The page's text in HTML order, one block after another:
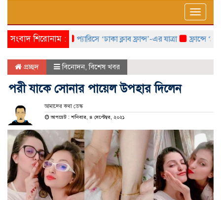
Toggle
সংবাদ শিরোনাম :প্যারিসে ‘ঢাকা ক্লাব ফ্রান্স’-এর যাত্রা ফ্রান্সে
প্রচ্ছদ বিনোদন,বিশেষ খবর
পরী যাকে সোনার পায়েল উপহার দিলেন
আমাদের কথা ডেস্ক
আপডেট : শনিবার, ৪ সেপ্টেম্বর, ২০২১